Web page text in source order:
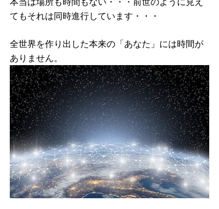
てもそれは同時進行しています・・・
全世界を作り出した本来の「あなた」には時間が
ありません。